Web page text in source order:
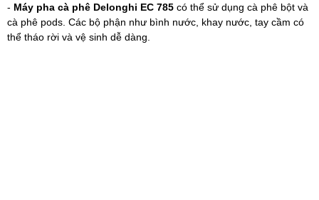
- Máy pha cà phê Delonghi EC 785 có thể sử dụng cà phê bột và
cà phê pods. Các bộ phận như bình nước, khay nước, tay cầm có
thể tháo rời và vệ sinh dễ dàng.